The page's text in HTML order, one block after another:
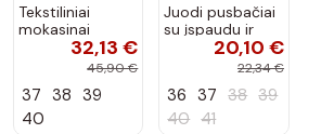
Tekstiliniai
mokasinai
smėlio spalvos
32,13 €
45,90 €
37 38 39
40
Juodi pusbačiai
su įspaudu ir
kvadratiniu
priekiu Kerawa
20,10 €
22,34 €
36 37 38 39
40 41